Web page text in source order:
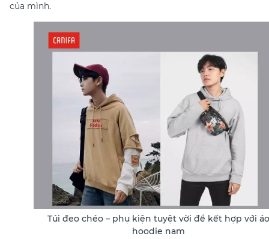
của mình.
Túi đeo chéo – phụ kiện tuyệt vời để kết hợp với áo
hoodie nam